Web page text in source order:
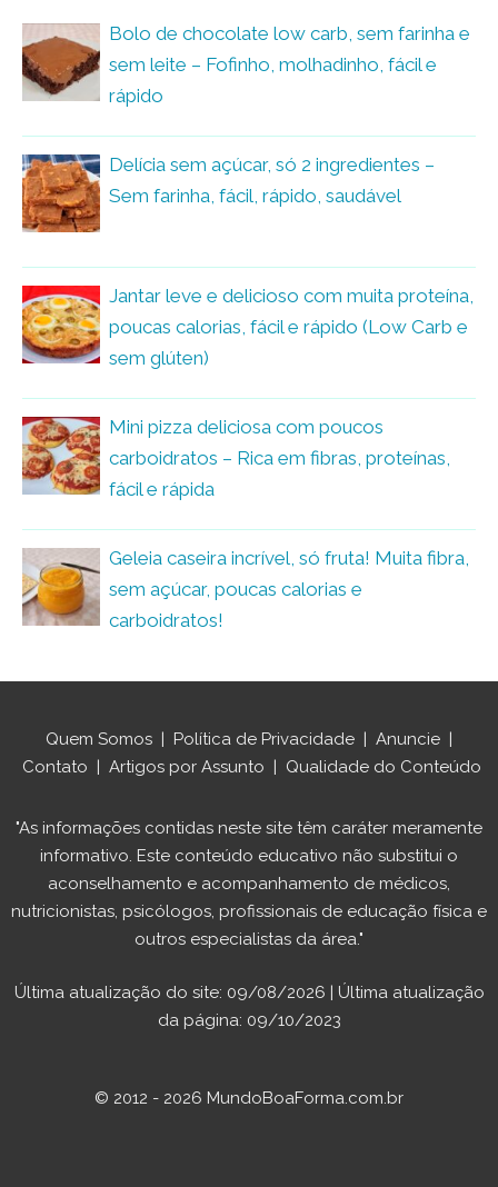
Bolo de chocolate low carb, sem farinha e
sem leite – Fofinho, molhadinho, fácil e
rápido
Delícia sem açúcar, só 2 ingredientes –
Sem farinha, fácil, rápido, saudável
Jantar leve e delicioso com muita proteína,
poucas calorias, fácil e rápido (Low Carb e
sem glúten)
Mini pizza deliciosa com poucos
carboidratos – Rica em fibras, proteínas,
fácil e rápida
Geleia caseira incrível, só fruta! Muita fibra,
sem açúcar, poucas calorias e
carboidratos!
Quem Somos | Política de Privacidade | Anuncie |
Contato | Artigos por Assunto | Qualidade do Conteúdo
"As informações contidas neste site têm caráter meramente
informativo. Este conteúdo educativo não substitui o
aconselhamento e acompanhamento de médicos,
nutricionistas, psicólogos, profissionais de educação física e
outros especialistas da área."
Última atualização do site: 09/08/2026 | Última atualização
da página: 09/10/2023
© 2012 - 2026 MundoBoaForma.com.br